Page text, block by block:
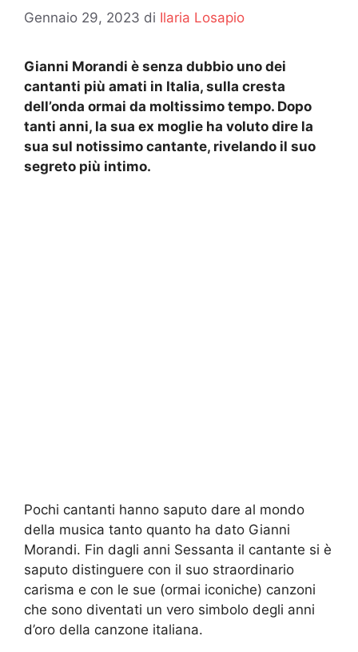
Gennaio 29, 2023 di Ilaria Losapio
Gianni Morandi è senza dubbio uno dei
cantanti più amati in Italia, sulla cresta
dell’onda ormai da moltissimo tempo. Dopo
tanti anni, la sua ex moglie ha voluto dire la
sua sul notissimo cantante, rivelando il suo
segreto più intimo.
Pochi cantanti hanno saputo dare al mondo
della musica tanto quanto ha dato Gianni
Morandi. Fin dagli anni Sessanta il cantante si è
saputo distinguere con il suo straordinario
carisma e con le sue (ormai iconiche) canzoni
che sono diventati un vero simbolo degli anni
d’oro della canzone italiana.